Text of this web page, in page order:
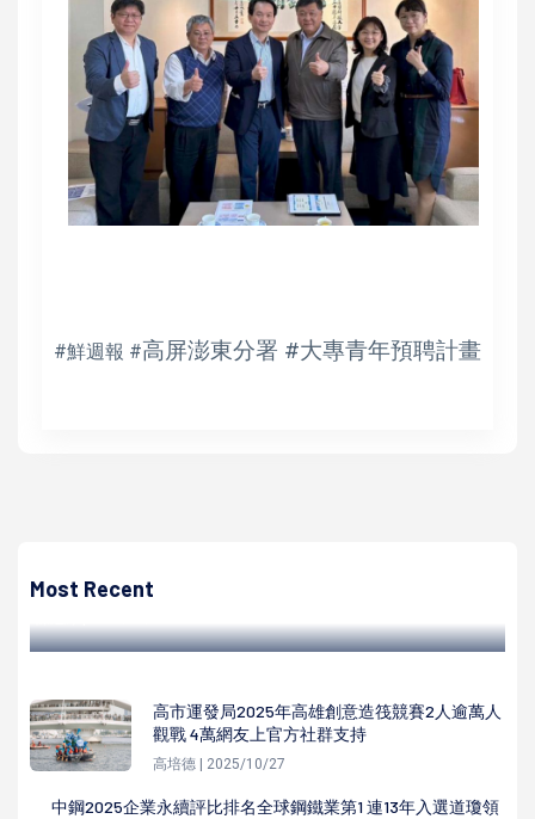
#鮮週報 #高屏澎東分署 #大專青年預聘計畫
Most Recent
風貌
高市運發局2025年高雄創意造筏競賽2人逾萬人
觀戰 4萬網友上官方社群支持
高培德 | 2025/10/27
中鋼2025企業永續評比排名全球鋼鐵業第1 連13年入選道瓊領